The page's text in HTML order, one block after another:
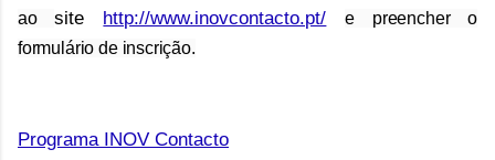
aosite http://www.inovcontacto.pt/
e preencher o
formulário de inscrição.
Programa INOV Contacto